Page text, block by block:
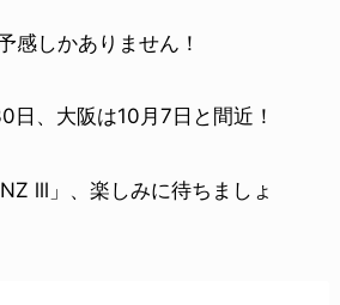
感しかありません！
日、大阪は10月7日と間近！
lll」、楽しみに待ちましょ